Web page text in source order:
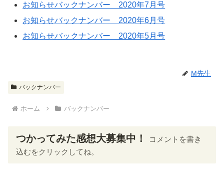
お知らせバックナンバー 2020年7月号
お知らせバックナンバー 2020年6月号
お知らせバックナンバー 2020年5月号
M先生
バックナンバー
ホーム バックナンバー
つかってみた感想大募集中！
コメントを書き
込むをクリックしてね。